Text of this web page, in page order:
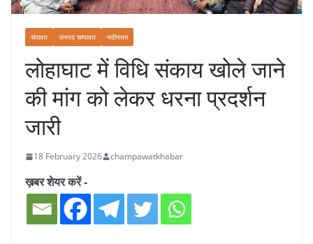
चंपावत जनपद चम्पावत नवीनतम
लोहाघाट में विधि संकाय खोले जाने
की मांग को लेकर धरना प्रदर्शन
जारी
18 February 2026 champawatkhabar
ख़बर शेयर करें -